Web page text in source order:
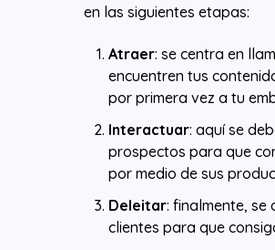
en las siguientes etapas:
Atraer: se centra en
encuentren tus
por primera vez a tu
Interactuar: aquí se
prospectos para que
por medio de sus
Deleitar: finalmente,
clientes para que